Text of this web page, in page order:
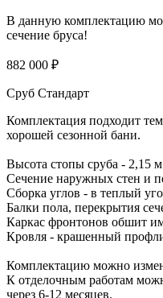
В данную комплектацию
сечение бруса!
882 000 ₽
Сруб Стандарт
Комплектация подходит
хорошей сезонной бани.
Высота стопы сруба - 2,15
Сечение наружных стен и
Сборка углов - в теплый
Балки пола, перекрытия
Каркас фронтонов обшит
Кровля - крашенный
Комплектацию можно
К отделочным работам
через 6-12 месяцев.